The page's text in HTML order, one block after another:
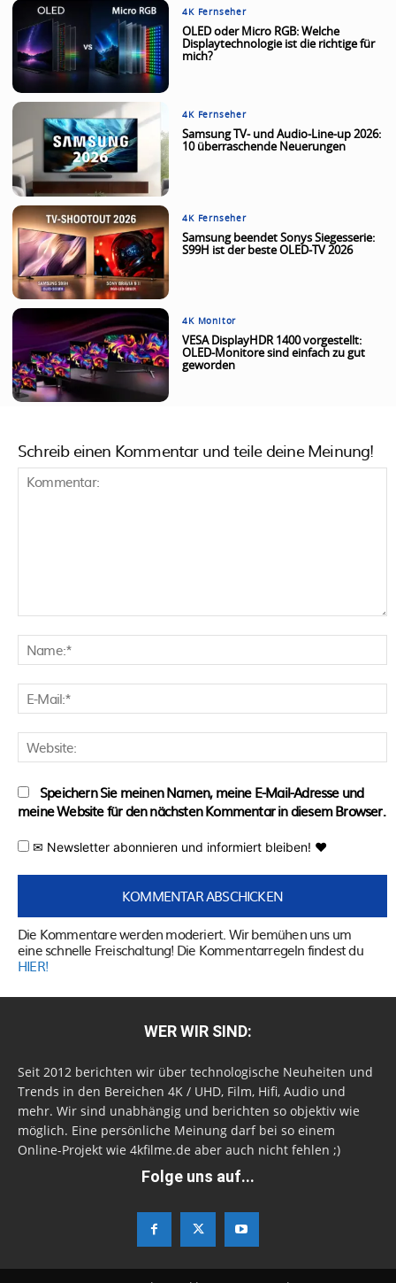
4K Fernseher
OLED oder Micro RGB: Welche
Displaytechnologie ist die richtige für
mich?
4K Fernseher
Samsung TV- und Audio-Line-up 2026:
10 überraschende Neuerungen
4K Fernseher
Samsung beendet Sonys Siegesserie:
S99H ist der beste OLED-TV 2026
4K Monitor
VESA DisplayHDR 1400 vorgestellt:
OLED-Monitore sind einfach zu gut
geworden
Schreib einen Kommentar und teile deine Meinung!
Speichern Sie meinen Namen, meine E-Mail-Adresse und
meine Website für den nächsten Kommentar in diesem Browser.
✉ Newsletter abonnieren und informiert bleiben! ♥
Die Kommentare werden moderiert. Wir bemühen uns um
eine schnelle Freischaltung! Die Kommentarregeln findest du
HIER!
WER WIR SIND:
Seit 2012 berichten wir über technologische Neuheiten und
Trends in den Bereichen 4K / UHD, Film, Hifi, Audio und
mehr. Wir sind unabhängig und berichten so objektiv wie
möglich. Eine persönliche Meinung darf bei so einem
Online-Projekt wie 4kfilme.de aber auch nicht fehlen ;)
Folge uns auf...